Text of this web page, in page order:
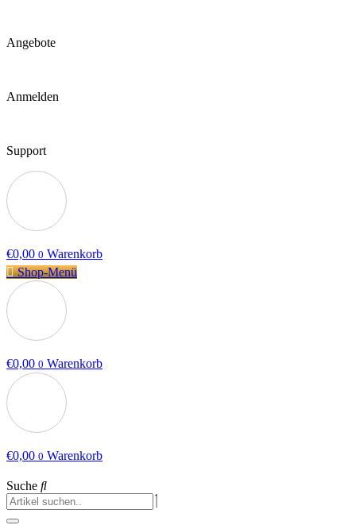
Angebote
Anmelden
Support
€0,00 0 Warenkorb
Shop-Menü
€0,00 0 Warenkorb
€0,00 0 Warenkorb
Suche